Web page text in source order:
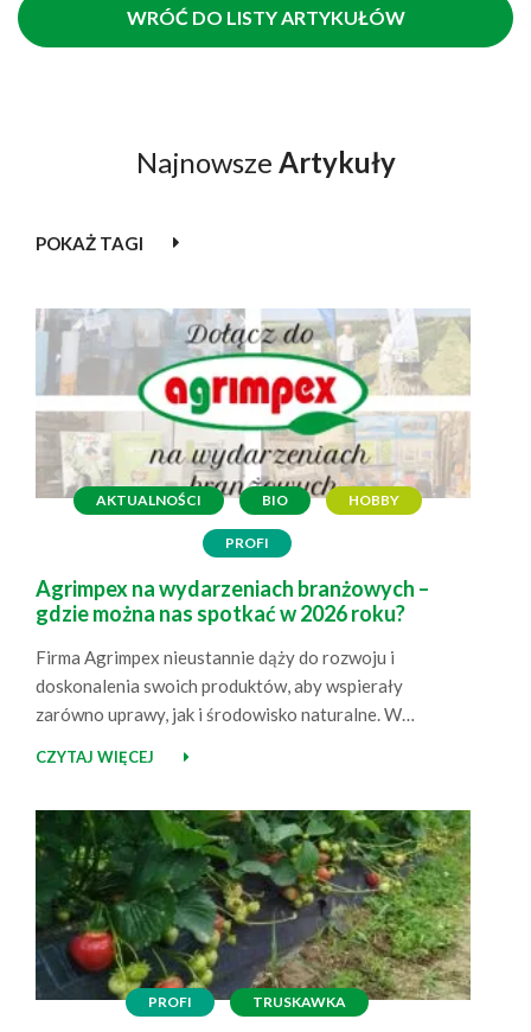
WRÓĆ DO LISTY ARTYKUŁÓW
Najnowsze Artykuły
POKAŻ TAGI
AKTUALNOŚCI BIO HOBBY
PROFI
Agrimpex na wydarzeniach branżowych –
gdzie można nas spotkać w 2026 roku?
Firma Agrimpex nieustannie dąży do rozwoju i
doskonalenia swoich produktów, aby wspierały
zarówno uprawy, jak i środowisko naturalne. W
różnorodnych wydarzeniach branżowych, takich jak
nie zwalniamy tempa i z radością informujemy, że w
nadchodzących miesiącach będzie można spotkać nas
na…
CZYTAJ WIĘCEJ
PROFI TRUSKAWKA